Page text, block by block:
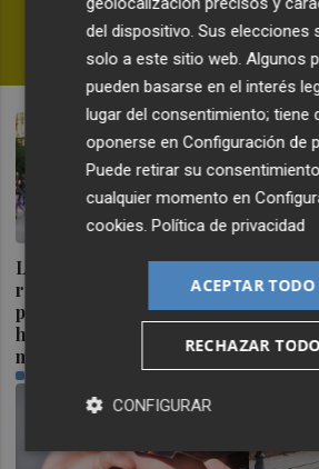
dudas en la WNBA
FERNANDO MIÑANA
La Comunitat Valenciana
recibe el 18,2 % de
población extranjera que
ha llegado en últimos 12
meses
Ceuta
el 15 de
PLAZA
del dispositivo. Sus elecciones
solo a este sitio web. Algunos
pueden basarse en el interés
lugar del consentimiento; tiene
oponerse enConfiguración de
Puede retirar su
cualquier momento en
cookies.Política de privacidad
ACEPTAR TODO
RECHAZAR
CONFIGURAR